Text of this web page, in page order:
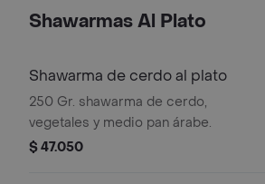
Shawarmas Al Plato
Shawarma de cerdo al plato
250 Gr. shawarma de cerdo,
vegetales y medio pan árabe.
$ 47.050